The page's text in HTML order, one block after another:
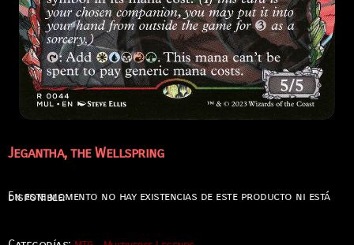
Jegantha, the Wellspring
En este momento no hay existencias de este producto ni está disponible.